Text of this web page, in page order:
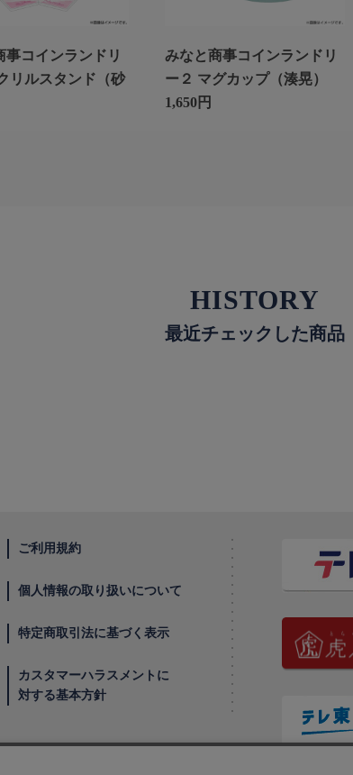
事コインランドリ
リルスタンド（砂
みなと商事コインランドリ
ー２ マグカップ（湊晃）
1,650円
HISTORY
最近チェックした商品
ご利用規約
個人情報の取り扱いについて
特定商取引法に基づく表示
カスタマーハラスメントに
対する基本方針